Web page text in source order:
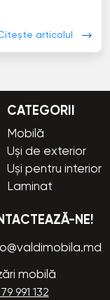
articolul
CATEGORII
Mobilă
Uși de exterior
Uși pentru interior
Laminat
NE!
mobilă
991 132